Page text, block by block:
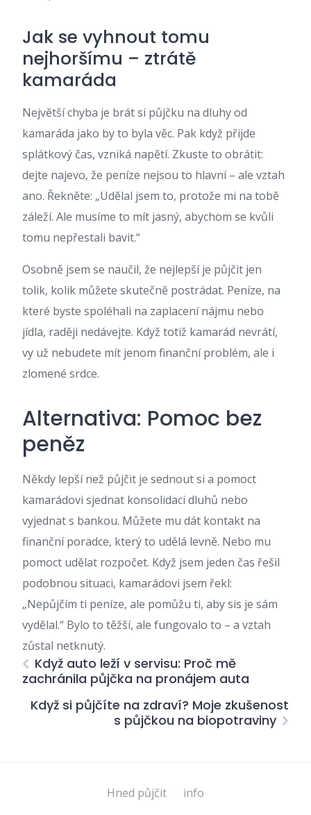
Jak se vyhnout tomu
nejhoršímu – ztrátě
kamaráda
Největší chyba je brát si půjčku na dluhy od
kamaráda jako by to byla věc. Pak když přijde
splátkový čas, vzniká napětí. Zkuste to obrátit:
dejte najevo, že peníze nejsou to hlavní – ale vztah
ano. Řekněte: „Udělal jsem to, protože mi na tobě
záleží. Ale musíme to mít jasný, abychom se kvůli
tomu nepřestali bavit.“
Osobně jsem se naučil, že nejlepší je půjčit jen
tolik, kolik můžete skutečně postrádat. Peníze, na
které byste spoléhali na zaplacení nájmu nebo
jídla, raději nedávejte. Když totiž kamarád nevrátí,
vy už nebudete mít jenom finanční problém, ale i
zlomené srdce.
Alternativa: Pomoc bez
peněz
Někdy lepší než půjčit je sednout si a pomoct
kamarádovi sjednat konsolidaci dluhů nebo
vyjednat s bankou. Můžete mu dát kontakt na
finanční poradce, který to udělá levně. Nebo mu
pomoct udělat rozpočet. Když jsem jeden čas řešil
podobnou situaci, kamarádovi jsem řekl:
„Nepůjčím ti peníze, ale pomůžu ti, aby sis je sám
vydělal.“ Bylo to těžší, ale fungovalo to – a vztah
zůstal netknutý.
Když auto leží v servisu: Proč mě
zachránila půjčka na pronájem auta
Když si půjčíte na zdraví? Moje zkušenost
s půjčkou na biopotraviny
Hned půjčit info